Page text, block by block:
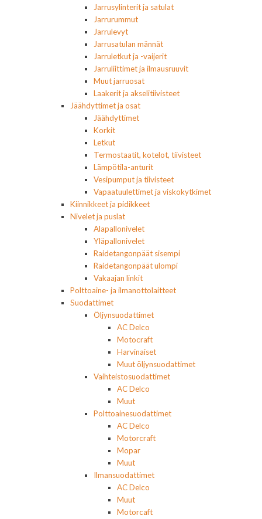
Jarrusylinterit ja satulat
Jarrurummut
Jarrulevyt
Jarrusatulan männät
Jarruletkut ja -vaijerit
Jarruliittimet ja ilmausruuvit
Muut jarruosat
Laakerit ja akselitiivisteet
Jäähdyttimet ja osat
Jäähdyttimet
Korkit
Letkut
Termostaatit, kotelot, tiivisteet
Lämpötila-anturit
Vesipumput ja tiivisteet
Vapaatuulettimet ja viskokytkimet
Kiinnikkeet ja pidikkeet
Nivelet ja puslat
Alapallonivelet
Yläpallonivelet
Raidetangonpäät sisempi
Raidetangonpäät ulompi
Vakaajan linkit
Polttoaine- ja ilmanottolaitteet
Suodattimet
Öljynsuodattimet
AC Delco
Motocraft
Harvinaiset
Muut öljynsuodattimet
Vaihteistosuodattimet
AC Delco
Muut
Polttoainesuodattimet
AC Delco
Motorcraft
Mopar
Muut
Ilmansuodattimet
AC Delco
Muut
Motorcaft